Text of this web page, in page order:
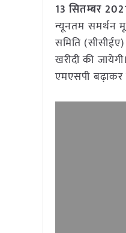
13 सितम्बर
न्यूनतम समर्थन
समिति
खरीदी की
एमएसपी